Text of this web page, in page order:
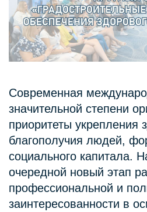
Современная
значительной степени
приоритеты укрепления
благополучия людей,
социального капитала.
очередной новый этап
профессиональной и
заинтересованности в